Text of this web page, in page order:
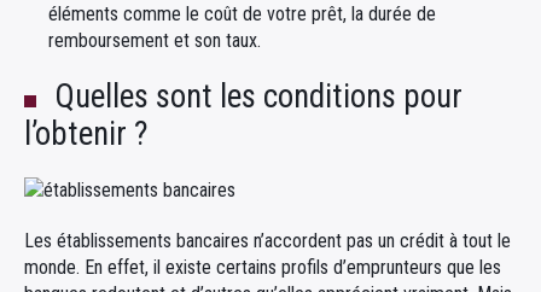
éléments comme le coût de votre prêt, la durée de
remboursement et son taux.
Quelles sont les conditions pour
l’obtenir ?
Les établissements bancaires n’accordent pas un crédit à tout le
monde. En effet, il existe certains profils d’emprunteurs que les